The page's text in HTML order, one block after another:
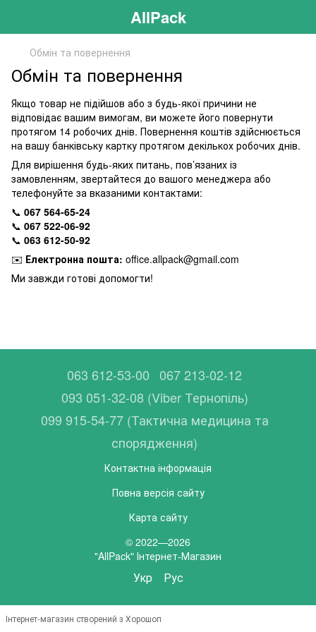
AllPack
Обмін та повернення
Обмін та повернення
Якщо товар не підійшов або з будь-якої причини не
відповідає вашим вимогам, ви можете його повернути
протягом 14 робочих днів. Повернення коштів здійснюється
на вашу банківську картку протягом декількох робочих днів.
Для вирішення будь-яких питань, пов’язаних із
замовленням, звертайтеся до вашого менеджера або
телефонуйте за вказаними контактами:
📞 067 564-65-24
📞 067 522-06-92
📞 063 612-50-92
✉️ Електронна пошта: office.allpack@gmail.com
Ми завжди готові допомогти!
063 612-53-00 067 213-02-12
093 051-32-08 (Viber Тернопіль)
099 915-54-77 (Тактична медицина та
спорядження)
Контактна інформація
Повна версія сайту
Карта сайту
© 2022—2026
"AllPack" Інтернет-Магазин
Укр Рус
Інтернет-магазин створений з Хорошоп